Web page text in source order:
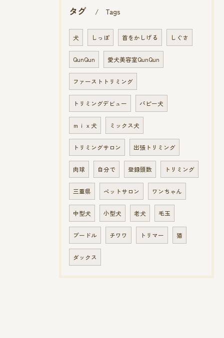
タグ Tags
犬 しっぽ 首をかしげる しぐさ
QunQun 愛犬美容室QunQun
ファーストトリミング
トリミングデビュー パピー犬
ｍｉｘ犬 ミックス犬
トリミングサロン 出張トリミング
肉球 自分で 登録頭数 トリミング
三重県 ペットサロン ワンちゃん
中型犬 小型犬 老犬 毛玉
プードル チワワ トリマー 猫
ダックス